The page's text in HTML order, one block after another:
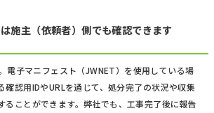
施主（依頼者）側でも確認できます
電子マニフェスト（JWNET）を使用している場
確認用IDやURLを通じて、処分完了の状況や収集
ることができます。弊社でも、工事完了後に報告